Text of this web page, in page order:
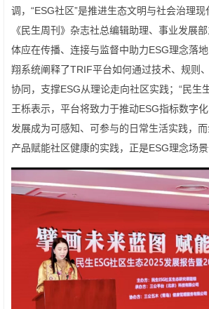
调，“ESG社区”是推进生态文明与社会治理现
《民生周刊》杂志社总编辑助理、事业发展
体应在传播、连接与监督中助力ESG理念落
翔系统阐释了TRIF平台如何通过技术、规则
协同，支撑ESG从理论走向社区实践；“民生
王栎表示，平台将致力于推动ESG指标数字
发展成为可感知、可参与的日常生活实践，
产品赋能社区健康的实践，正是ESG理念场景